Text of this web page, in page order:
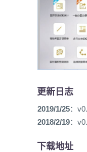
更新日志
2019/1/25：
2018/2/19：
下载地址